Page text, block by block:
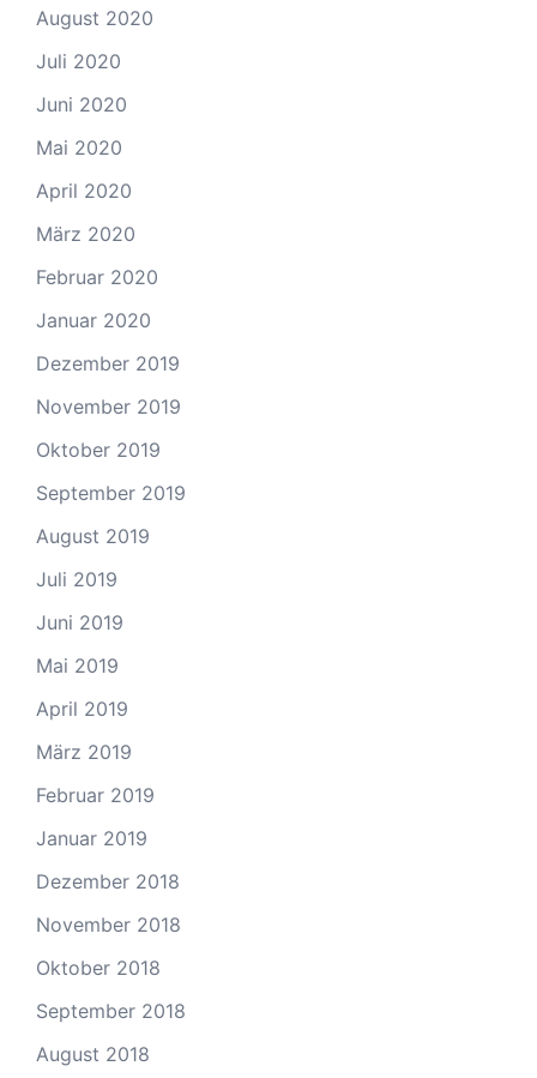
August 2020
Juli 2020
Juni 2020
Mai 2020
April 2020
März 2020
Februar 2020
Januar 2020
Dezember 2019
November 2019
Oktober 2019
September 2019
August 2019
Juli 2019
Juni 2019
Mai 2019
April 2019
März 2019
Februar 2019
Januar 2019
Dezember 2018
November 2018
Oktober 2018
September 2018
August 2018